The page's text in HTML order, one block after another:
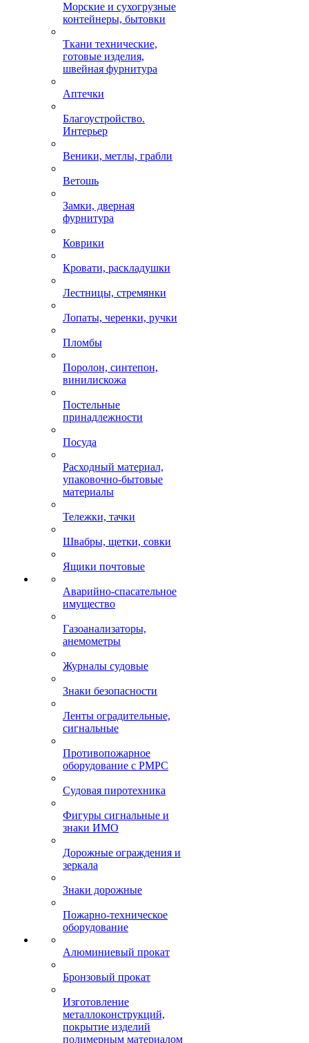
Морские и сухогрузные
контейнеры, бытовки
Ткани технические,
готовые изделия,
швейная фурнитура
Аптечки
Благоустройство.
Интерьер
Веники, метлы, грабли
Ветошь
Замки, дверная
фурнитура
Коврики
Кровати, раскладушки
Лестницы, стремянки
Лопаты, черенки, ручки
Пломбы
Поролон, синтепон,
винилискожа
Постельные
принадлежности
Посуда
Расходный материал,
упаковочно-бытовые
материалы
Тележки, тачки
Швабры, щетки, совки
Ящики почтовые
Аварийно-спасательное
имущество
Газоанализаторы,
анемометры
Журналы судовые
Знаки безопасности
Ленты оградительные,
сигнальные
Противопожарное
оборудование с РМРС
Судовая пиротехника
Фигуры сигнальные и
знаки ИМО
Дорожные ограждения и
зеркала
Знаки дорожные
Пожарно-техническое
оборудование
Алюминиевый прокат
Бронзовый прокат
Изготовление
металлоконструкций,
покрытие изделий
полимерным материалом